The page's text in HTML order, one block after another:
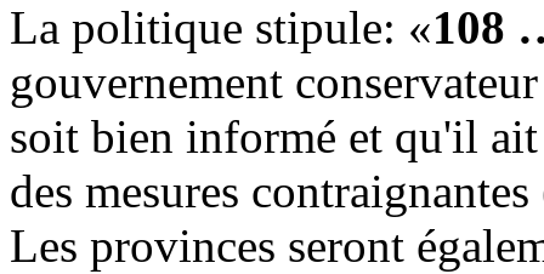
La politique stipule: «108
gouvernement
soit bien informé et qu'il ait
des mesures
Les provinces seront